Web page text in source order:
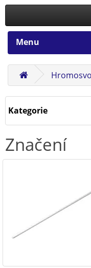
Menu
Kategorie
Značení